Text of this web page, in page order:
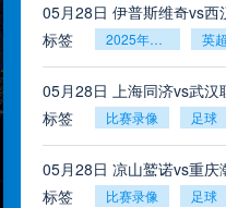
标签
2025年5月26日
标签
比赛录像 足球
标签
比赛录像 足球